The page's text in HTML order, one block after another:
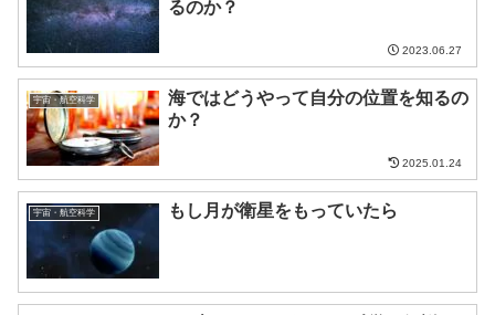
るのか？
2023.06.27
宇宙・航空科学
海ではどうやって自分の位置を知るの
か？
2025.01.24
宇宙・航空科学 もし月が衛星をもっていたら